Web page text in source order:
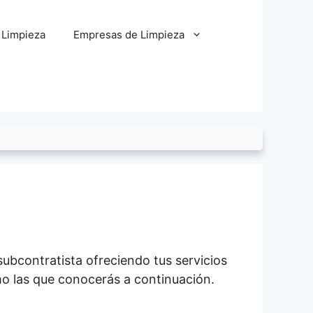
Empresas de Limpieza
ofreciendo tus servicios
las que conocerás a continuación.